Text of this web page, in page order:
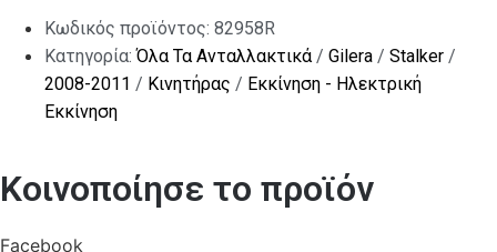
Κωδικός προϊόντος: 82958R
Κατηγορία:Όλα Τα Ανταλλακτικά/ Gilera / Stalker /
2008-2011 / Κινητήρας / Εκκίνηση - Ηλεκτρική
Εκκίνηση
Κοινοποίησε το προϊόν
Facebook